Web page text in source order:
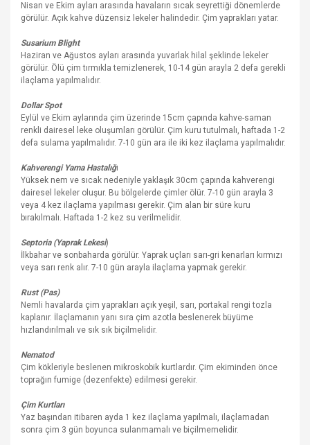
Nisan ve Ekim ayları arasında havaların sıcak seyrettiği dönemlerde
görülür. Açık kahve düzensiz lekeler halindedir. Çim yaprakları yatar.
Susarium Blight
Haziran ve Ağustos ayları arasında yuvarlak hilal şeklinde lekeler
görülür. Ölü çim tırmıkla temizlenerek, 10-14 gün arayla 2 defa gerekli
ilaçlama yapılmalıdır.
Dollar Spot
Eylül ve Ekim aylarında çim üzerinde 15cm çapında kahve-saman
renkli dairesel leke oluşumları görülür. Çim kuru tutulmalı, haftada 1-2
defa sulama yapılmalıdır. 7-10 gün ara ile iki kez ilaçlama yapılmalıdır.
Kahverengi Yama Hastalığı
Yüksek nem ve sıcak nedeniyle yaklaşık 30cm çapında kahverengi
dairesel lekeler oluşur. Bu bölgelerde çimler ölür. 7-10 gün arayla 3
veya 4 kez ilaçlama yapılması gerekir. Çim alan bir süre kuru
bırakılmalı. Haftada 1-2 kez su verilmelidir.
Septoria (Yaprak Lekesi)
İlkbahar ve sonbaharda görülür. Yaprak uçları sarı-gri kenarları kırmızı
veya sarı renk alır. 7-10 gün arayla ilaçlama yapmak gerekir.
Rust (Pas)
Nemli havalarda çim yaprakları açık yeşil, sarı, portakal rengi tozla
kaplanır. İlaçlamanın yanı sıra çim azotla beslenerek büyüme
hızlandırılmalı ve sık sık biçilmelidir.
Nematod
Çim kökleriyle beslenen mikroskobik kurtlardır. Çim ekiminden önce
toprağın fumige (dezenfekte) edilmesi gerekir.
Çim Kurtları
Yaz başından itibaren ayda 1 kez ilaçlama yapılmalı, ilaçlamadan
sonra çim 3 gün boyunca sulanmamalı ve biçilmemelidir.